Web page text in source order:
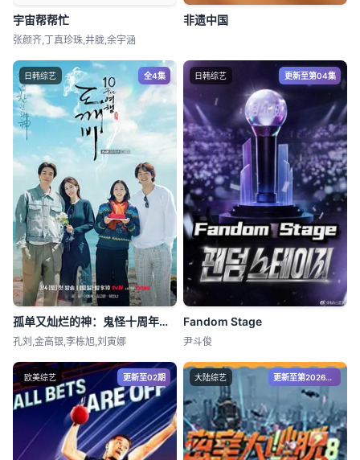
宇宙帮帮忙
张颜齐,丁真珍珠,井胧,余宇涵
非遗中国
日韩综艺 全4集
孤单又灿烂的神：鬼怪十周年特辑
孔刘,金高银,李栋旭,刘寅娜
日韩综艺 更新至第04集
Fandom Stage
尹斗俊
欧美综艺 更新至02期 大陆综艺 更新至第20260807期